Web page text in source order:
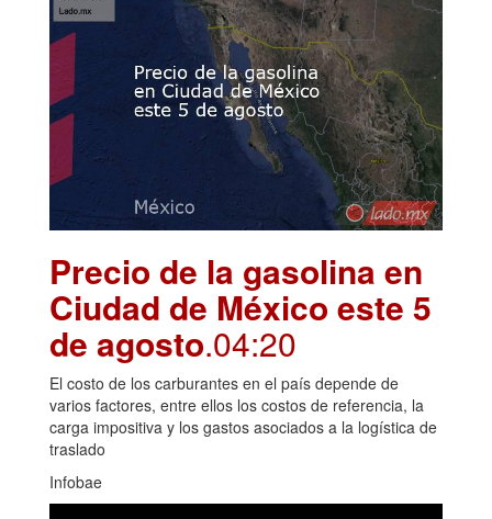
Precio de la gasolina en
Ciudad de México este 5
de agosto.04:20
El costo de los carburantes en el país depende de
varios factores, entre ellos los costos de referencia, la
carga impositiva y los gastos asociados a la logística de
traslado
Infobae